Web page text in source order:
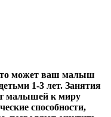
может ваш малыш
1-3 лет. Занятия
малышей к миру
способности,